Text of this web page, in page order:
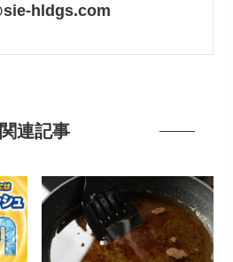
hldgs.com
関連記事